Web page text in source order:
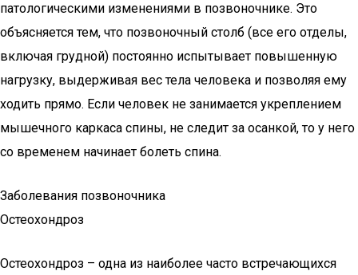
патологическими изменениями в позвоночнике. Это
объясняется тем, что позвоночный столб (все его отделы,
включая грудной) постоянно испытывает повышенную
нагрузку, выдерживая вес тела человека и позволяя ему
ходить прямо. Если человек не занимается укреплением
мышечного каркаса спины, не следит за осанкой, то у него
со временем начинает болеть спина.
Заболевания позвоночника
Остеохондроз
Остеохондроз – одна из наиболее часто встречающихся